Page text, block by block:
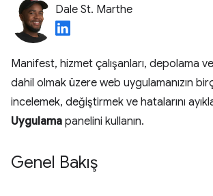
Dale St. Marthe
Manifest, hizmet çalışanları, depolama
dahil olmak üzere web uygulamanızın
incelemek, değiştirmek ve hatalarını
Uygulama panelini kullanın.
Genel Bakış